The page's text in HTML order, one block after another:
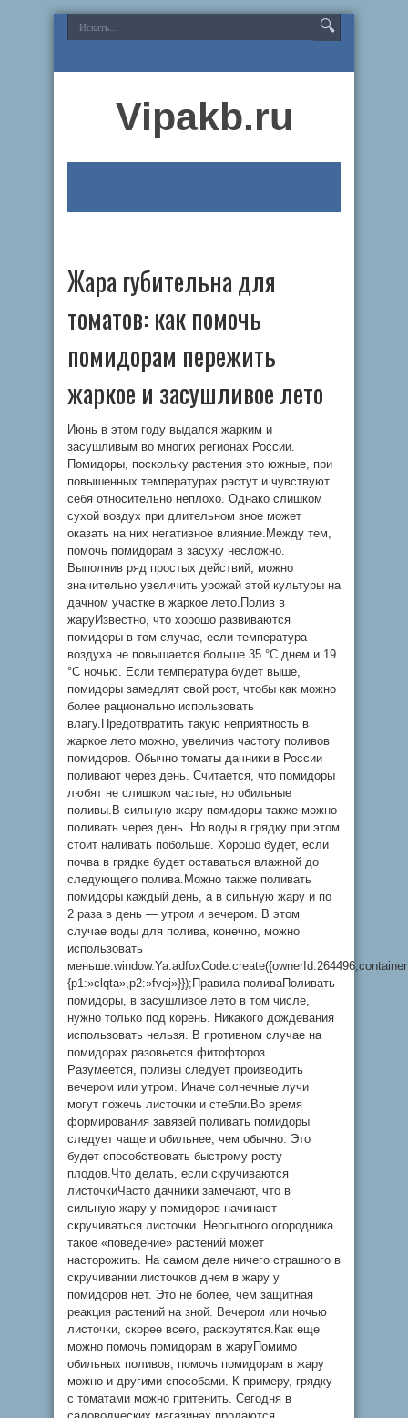
Vipakb.ru
Жара губительна для
томатов: как помочь
помидорам пережить
жаркое и засушливое лето
Июнь в этом году выдался жарким и
засушливым во многих регионах России.
Помидоры, поскольку растения это южные, при
повышенных температурах растут и чувствуют
себя относительно неплохо. Однако слишком
сухой воздух при длительном зное может
оказать на них негативное влияние.Между тем,
помочь помидорам в засуху несложно.
Выполнив ряд простых действий, можно
значительно увеличить урожай этой культуры на
дачном участке в жаркое лето.Полив в
жаруИзвестно, что хорошо развиваются
помидоры в том случае, если температура
воздуха не повышается больше 35 °С днем и 19
°С ночью. Если температура будет выше,
помидоры замедлят свой рост, чтобы как можно
более рационально использовать
влагу.Предотвратить такую неприятность в
жаркое лето можно, увеличив частоту поливов
помидоров. Обычно томаты дачники в России
поливают через день. Считается, что помидоры
любят не слишком частые, но обильные
поливы.В сильную жару помидоры также можно
поливать через день. Но воды в грядку при этом
стоит наливать побольше. Хорошо будет, если
почва в грядке будет оставаться влажной до
следующего полива.Можно также поливать
помидоры каждый день, а в сильную жару и по
2 раза в день — утром и вечером. В этом
случае воды для полива, конечно, можно
использовать
{p1:»clqta»,p2:»fvej»}});Правила поливаПоливать
помидоры, в засушливое лето в том числе,
нужно только под корень. Никакого дождевания
использовать нельзя. В противном случае на
помидорах разовьется фитофтороз.
Разумеется, поливы следует производить
вечером или утром. Иначе солнечные лучи
могут пожечь листочки и стебли.Во время
формирования завязей поливать помидоры
следует чаще и обильнее, чем обычно. Это
будет способствовать быстрому росту
плодов.Что делать, если скручиваются
листочкиЧасто дачники замечают, что в
сильную жару у помидоров начинают
скручиваться листочки. Неопытного огородника
такое «поведение» растений может
насторожить. На самом деле ничего страшного в
скручивании листочков днем в жару у
помидоров нет. Это не более, чем защитная
реакция растений на зной. Вечером или ночью
листочки, скорее всего, раскрутятся.Как еще
можно помочь помидорам в жаруПомимо
обильных поливов, помочь помидорам в жару
можно и другими способами. К примеру, грядку
с томатами можно притенить. Сегодня в